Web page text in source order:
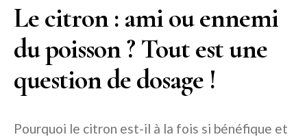
Le citron : ami ou ennemi
du poisson ? Tout est une
question de dosage !
Pourquoi le citron est-il à la fois si bénéfique et